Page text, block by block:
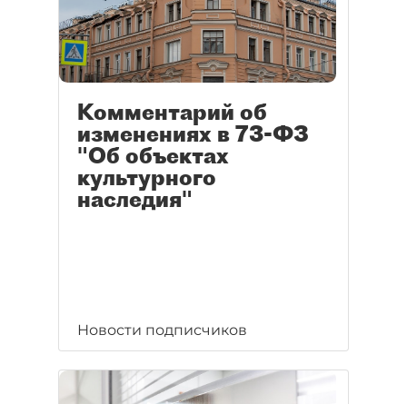
Комментарий об
изменениях в 73-ФЗ
"Об объектах
культурного
наследия"
Новости подписчиков